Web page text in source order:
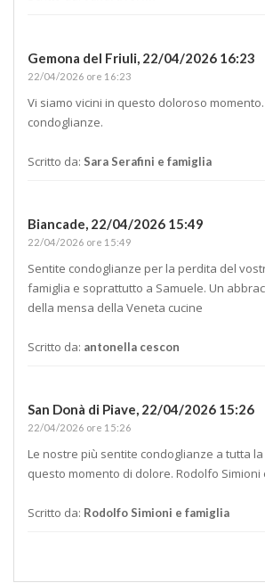
Gemona del Friuli, 22/04/2026 16:23
22/04/2026 ore 16:23
Vi siamo vicini in questo doloroso
condoglianze.
Scritto da: Sara Serafini e famiglia
Biancade, 22/04/2026 15:49
22/04/2026 ore 15:49
Sentite condoglianze per la perdita del
famiglia e soprattutto a Samuele. Un
della mensa della Veneta cucine
Scritto da: antonella cescon
San Donà di Piave, 22/04/2026 15:26
22/04/2026 ore 15:26
Le nostre più sentite condoglianze a tutta
questo momento di dolore. Rodolfo Simioni
Scritto da: Rodolfo Simioni e famiglia